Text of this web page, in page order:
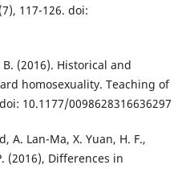
117-126. doi:
(2016). Historical and
homosexuality. Teaching of
10.1177/0098628316636297
A. Lan-Ma, X. Yuan, H. F.,
(2016), Differences in